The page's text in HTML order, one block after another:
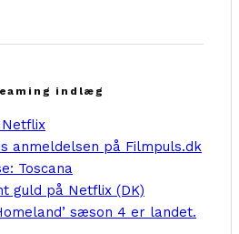
indlæg
Netflix
Toscana
guld på Netflix (DK)
sæson 4 er landet.